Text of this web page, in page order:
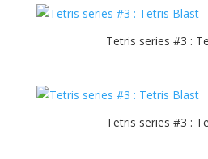
Tetris series #3 :
Tetris series #3 :